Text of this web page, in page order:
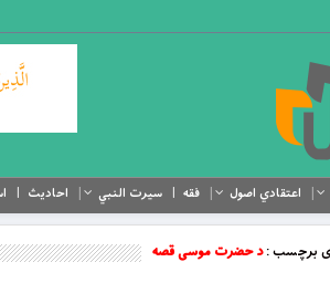
اعتقادي اصول فقه سیرت النبي احادیث
برچسب :د حضرت موسی قصه